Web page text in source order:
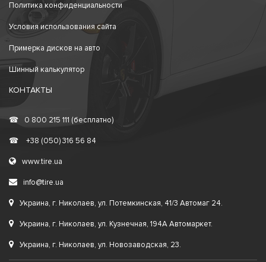
Политика конфиденциальности
Условия использования сайта
Примерка дисков на авто
Шинный калькулятор
КОНТАКТЫ
☎ 0 800 215 111 (бесплатно)
☎ +38 (050) 316 56 84
www.tire.ua
info@tire.ua
Украина, г. Николаев, ул. Потемкинская, 41/3 Автомаг 24.
Украина, г. Николаев, ул. Кузнечная, 194А Автомаркет.
Украина, г. Николаев, ул. Новозаводская, 23.